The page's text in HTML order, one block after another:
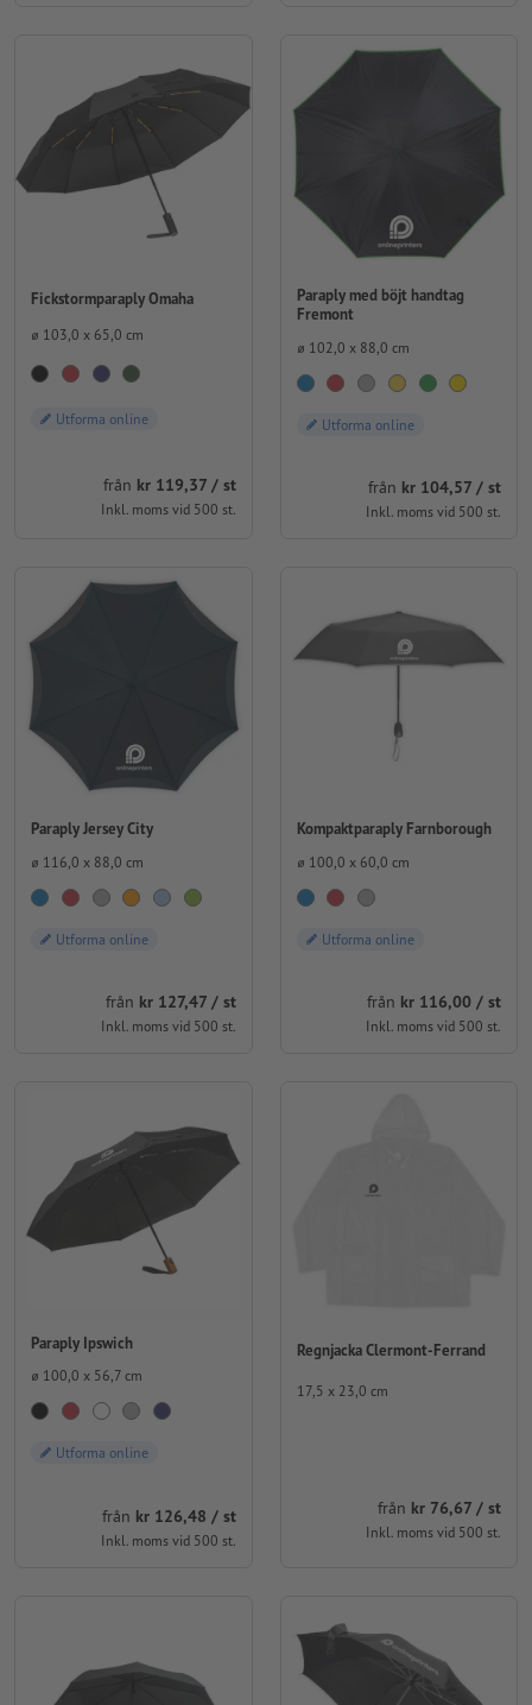
Fickstormparaply Omaha
⌀ 103,0 x 65,0 cm
Utforma online
från kr 119,37 / st
Inkl. moms vid 500 st.
Paraply med böjt handtag
Fremont
⌀ 102,0 x 88,0 cm
Utforma online
från kr 104,57 / st
Inkl. moms vid 500 st.
Paraply Jersey City
⌀ 116,0 x 88,0 cm
Utforma online
från kr 127,47 / st
Inkl. moms vid 500 st.
Kompaktparaply Farnborough
⌀ 100,0 x 60,0 cm
Utforma online
från kr 116,00 / st
Inkl. moms vid 500 st.
Paraply Ipswich
⌀ 100,0 x 56,7 cm
Utforma online
från kr 126,48 / st
Inkl. moms vid 500 st.
Regnjacka Clermont-Ferrand
17,5 x 23,0 cm
från kr 76,67 / st
Inkl. moms vid 500 st.